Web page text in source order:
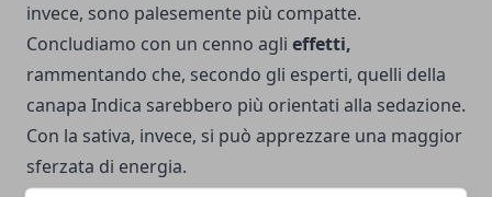
invece, sono palesemente più compatte.
Concludiamo con un cenno agli effetti,
rammentando che, secondo gli esperti, quelli della
canapa Indica sarebbero più orientati alla sedazione.
Con la sativa, invece, si può apprezzare una maggior
sferzata di energia.